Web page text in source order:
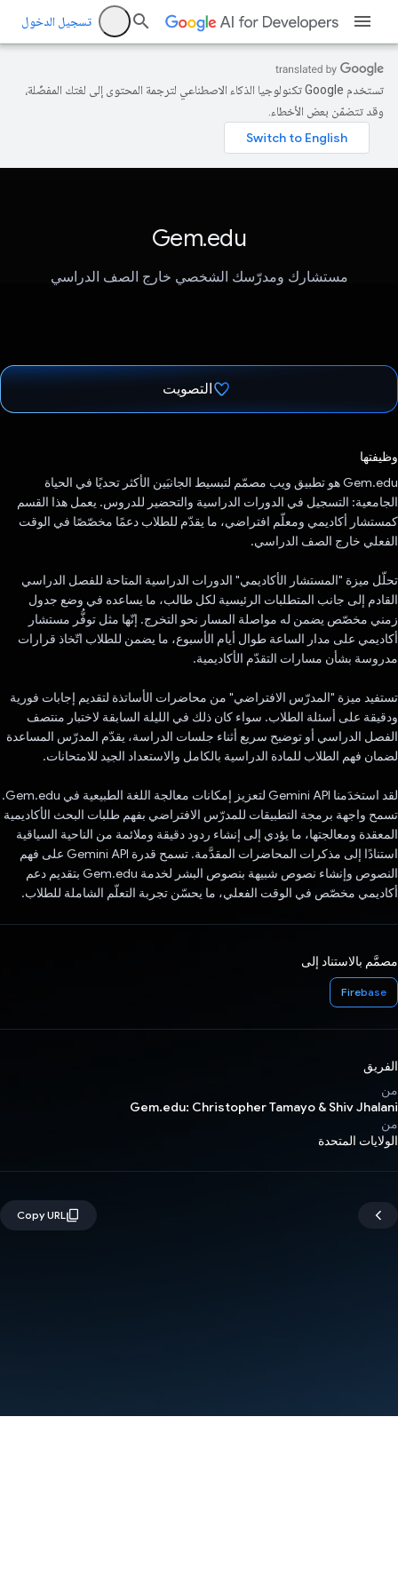
تسجيل الدخول
تستخدم Google تكنولوجيا الذكاء الاصطناعي لترجمة المحتوى إلى لغتك المفضّلة،
وقد تتضمّن بعض الأخطاء.
Gem.edu
مستشارك ومدرّسك الشخصي خارج الصف الدراسي
التصويت
وظيفتها
‫Gem.edu هو تطبيق ويب مصمّم لتبسيط الجانبَين الأكثر تحديًا في الحياة
الجامعية: التسجيل في الدورات الدراسية والتحضير للدروس. يعمل هذا القسم
كمستشار أكاديمي ومعلّم افتراضي، ما يقدّم للطلاب دعمًا مخصّصًا في الوقت
الفعلي خارج الصف الدراسي.
تحلّل ميزة "المستشار الأكاديمي" الدورات الدراسية المتاحة للفصل الدراسي
القادم إلى جانب المتطلبات الرئيسية لكل طالب، ما يساعده في وضع جدول
زمني مخصّص يضمن له مواصلة المسار نحو التخرج. إنّها مثل توفُّر مستشار
أكاديمي على مدار الساعة طوال أيام الأسبوع، ما يضمن للطلاب اتّخاذ قرارات
مدروسة بشأن مسارات التقدّم الأكاديمية.
تستفيد ميزة "المدرّس الافتراضي" من محاضرات الأساتذة لتقديم إجابات فورية
ودقيقة على أسئلة الطلاب. سواء كان ذلك في الليلة السابقة لاختبار منتصف
الفصل الدراسي أو توضيح سريع أثناء جلسات الدراسة، يقدّم المدرّس المساعدة
لضمان فهم الطلاب للمادة الدراسية بالكامل والاستعداد الجيد للامتحانات.
لقد استخدَمنا Gemini API لتعزيز إمكانات معالجة اللغة الطبيعية في Gem.edu.
تسمح واجهة برمجة التطبيقات للمدرّس الافتراضي بفهم طلبات البحث الأكاديمية
المعقدة ومعالجتها، ما يؤدي إلى إنشاء ردود دقيقة وملائمة من الناحية السياقية
استنادًا إلى مذكرات المحاضرات المقدَّمة. تسمح قدرة Gemini API على فهم
النصوص وإنشاء نصوص شبيهة بنصوص البشر لخدمة Gem.edu بتقديم دعم
أكاديمي مخصّص في الوقت الفعلي، ما يحسّن تجربة التعلّم الشاملة للطلاب.
مصمَّم بالاستناد إلى
Firebase
الفريق
من
Gem.edu: Christopher Tamayo & Shiv Jhalani
من
الولايات المتحدة